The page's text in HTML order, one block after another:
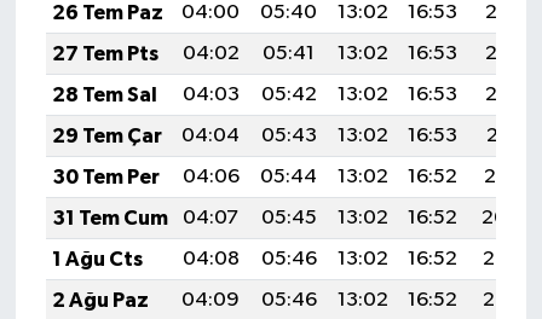
26 Tem Paz
04:00 05:40 13:02 16:53
20:13
27 Tem Pts
04:02 05:41 13:02 16:53
20:13
28 Tem Sal
04:03 05:42 13:02 16:53
20:12
29 Tem Çar
04:04 05:43 13:02 16:53
20:11
30 Tem Per
04:06 05:44 13:02 16:52
20:10
31 Tem Cum
04:07 05:45 13:02 16:52
20:09
1 Ağu Cts
04:08 05:46 13:02 16:52
20:08
2 Ağu Paz
04:09 05:46 13:02 16:52
20:07